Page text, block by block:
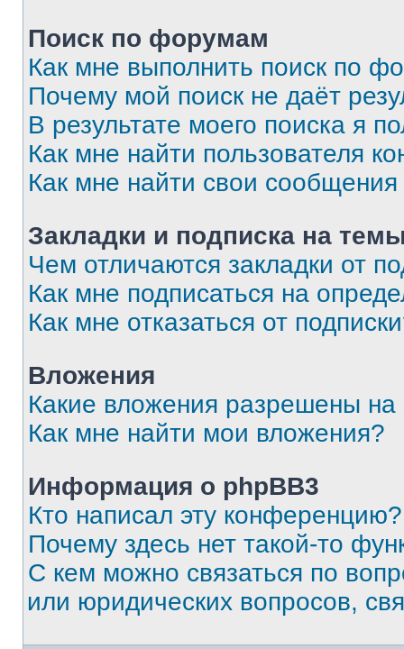
Поиск по форумам
Как мне выполнить поиск по
Почему мой поиск не даёт
В результате моего поиска я
Как мне найти пользователя
Как мне найти свои
Закладки и подписка на
Чем отличаются закладки от
Как мне подписаться на
Как мне отказаться от
Вложения
Какие вложения разрешены
Как мне найти мои вложения?
Информация о phpBB3
Кто написал эту конференцию?
Почему здесь нет такой-то
С кем можно связаться по
или юридических вопросов,